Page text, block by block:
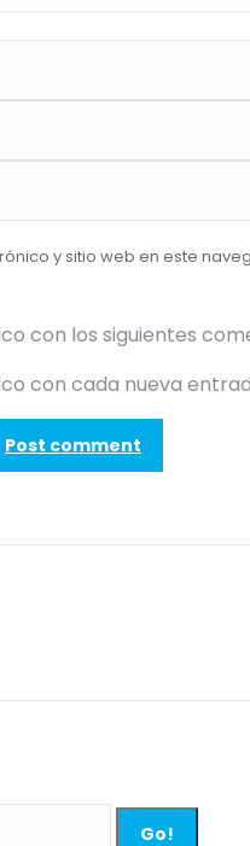
y sitio web en este
con los siguientes
con cada nueva
Post comment